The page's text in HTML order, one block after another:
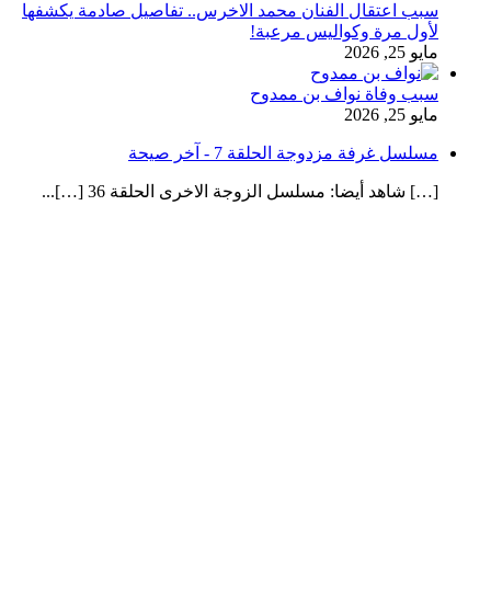
سبب اعتقال الفنان محمد الاخرس.. تفاصيل صادمة يكشفها
لأول مرة وكواليس مرعبة!
مايو 25, 2026
سبب وفاة نواف بن ممدوح
مايو 25, 2026
مسلسل غرفة مزدوجة الحلقة 7 - آخر صيحة
[…] شاهد أيضا: مسلسل الزوجة الاخرى الحلقة 36 […]...